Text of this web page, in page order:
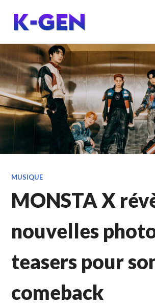
contenu
principal
K-GEN
MUSIQUE
MONSTA X
nouvelles
teasers pour
comeback